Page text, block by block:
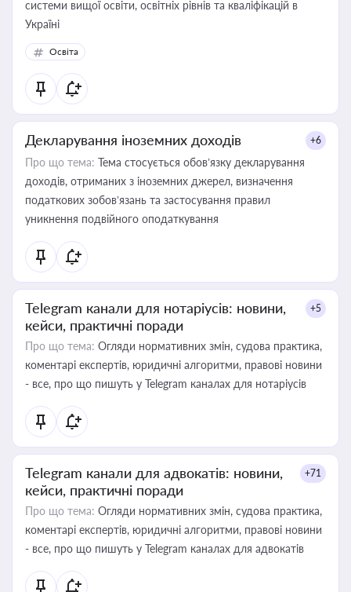
системи вищої освіти, освітніх рівнів та кваліфікацій в
Україні
Освіта
Декларування іноземних доходів +6
Про що тема: Тема стосується обов’язку декларування
доходів, отриманих з іноземних джерел, визначення
податкових зобов’язань та застосування правил
уникнення подвійного оподаткування
Telegram канали для нотаріусів: новини,
кейси, практичні поради
+5
Про що тема: Огляди нормативних змін, судова практика,
коментарі експертів, юридичні алгоритми, правові новини
- все, про що пишуть у Telegram каналах для нотаріусів
Telegram канали для адвокатів: новини,
кейси, практичні поради
+71
Про що тема: Огляди нормативних змін, судова практика,
коментарі експертів, юридичні алгоритми, правові новини
- все, про що пишуть у Telegram каналах для адвокатів